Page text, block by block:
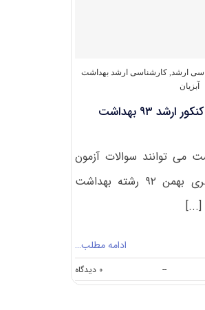
ارشد, کارشناسی ارشد بهداشت
آبزیان
دانلود سوالات و کلید کنکور ارشد ۹۳ بهداشت
می توانند سوالات آزمون
کارشناسی ارشد سراسری بهمن ۹۲ رشته بهداشت
[...]
ادامه مطلب…
-- ۰ دیدگاه
دانلود